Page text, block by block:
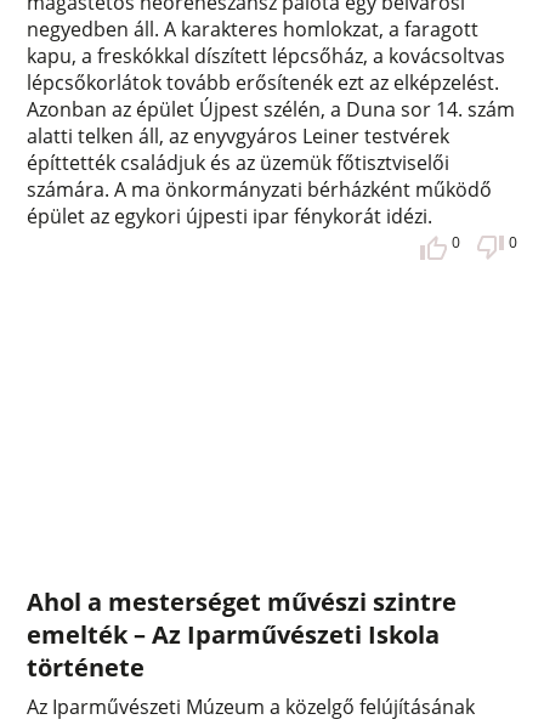
negyedben áll. A karakteres homlokzat, a faragott
kapu, a freskókkal díszített lépcsőház, a kovácsoltvas
lépcsőkorlátok tovább erősítenék ezt az elképzelést.
Azonban az épület Újpest szélén, a Duna sor 14. szám
alatti telken áll, az enyvgyáros Leiner testvérek
építtették családjuk és az üzemük főtisztviselői
számára. A ma önkormányzati bérházként működő
épület az egykori újpesti ipar fénykorát idézi.
0 0
Ahol a mesterséget művészi szintre
emelték – Az Iparművészeti Iskola
története
Az Iparművészeti Múzeum a közelgő felújításának